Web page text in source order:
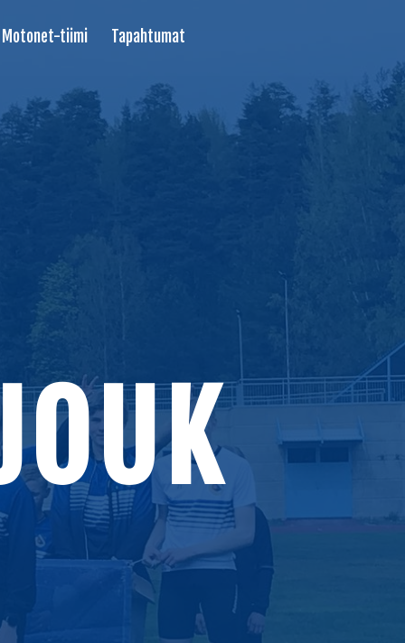
Motonet-tiimi Tapahtumat